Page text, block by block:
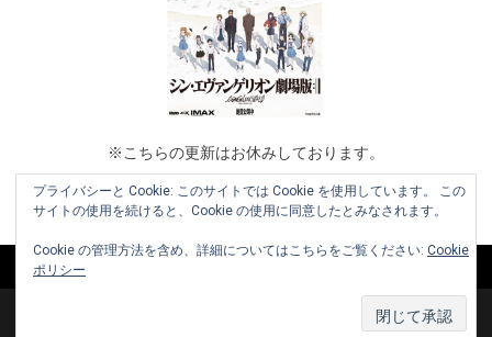
※こちらの更新はお休みしております。
Copyright © 2010-2026 www.cinemaniera.com All Rights Reserved.|
運営会社
プライバシーと Cookie: このサイトでは Cookie を使用しています。 この
サイトの使用を続けると、Cookie の使用に同意したとみなされます。
Cookie の管理方法を含め、詳細についてはこちらをご覧ください: Cookie
ポリシー